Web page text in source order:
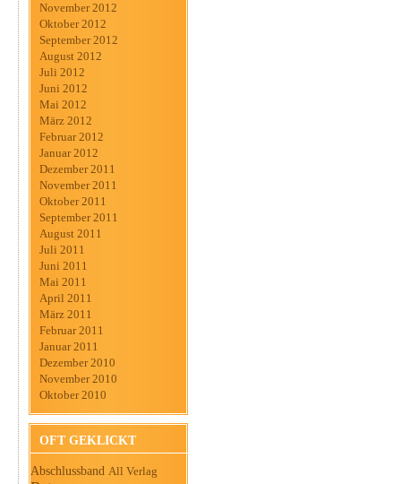
November 2012
Oktober 2012
September 2012
August 2012
Juli 2012
Juni 2012
Mai 2012
März 2012
Februar 2012
Januar 2012
Dezember 2011
November 2011
Oktober 2011
September 2011
August 2011
Juli 2011
Juni 2011
Mai 2011
April 2011
März 2011
Februar 2011
Januar 2011
Dezember 2010
November 2010
Oktober 2010
OFT GEKLICKT
Abschlussband All Verlag